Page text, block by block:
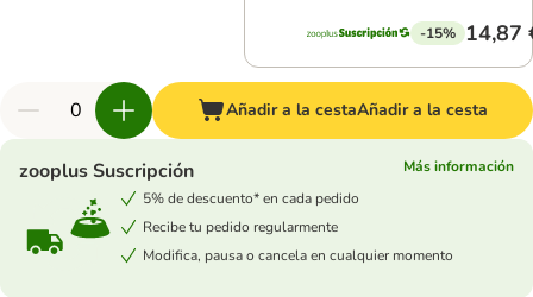
-15% 14,87
Añadir a la cestaAñadir a la cesta
zooplus Suscripción
Más información
5% de descuento* en cada pedido
Recibe tu pedido regularmente
Modifica, pausa o cancela en cualquier momento